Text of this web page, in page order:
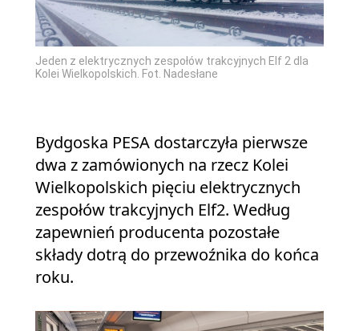
Jeden z elektrycznych zespołów trakcyjnych Elf 2 dla
Kolei Wielkopolskich. Fot. Nadesłane
Bydgoska PESA dostarczyła pierwsze
dwa z zamówionych na rzecz Kolei
Wielkopolskich pięciu elektrycznych
zespołów trakcyjnych Elf2. Według
zapewnień producenta pozostałe
składy dotrą do przewoźnika do końca
roku.